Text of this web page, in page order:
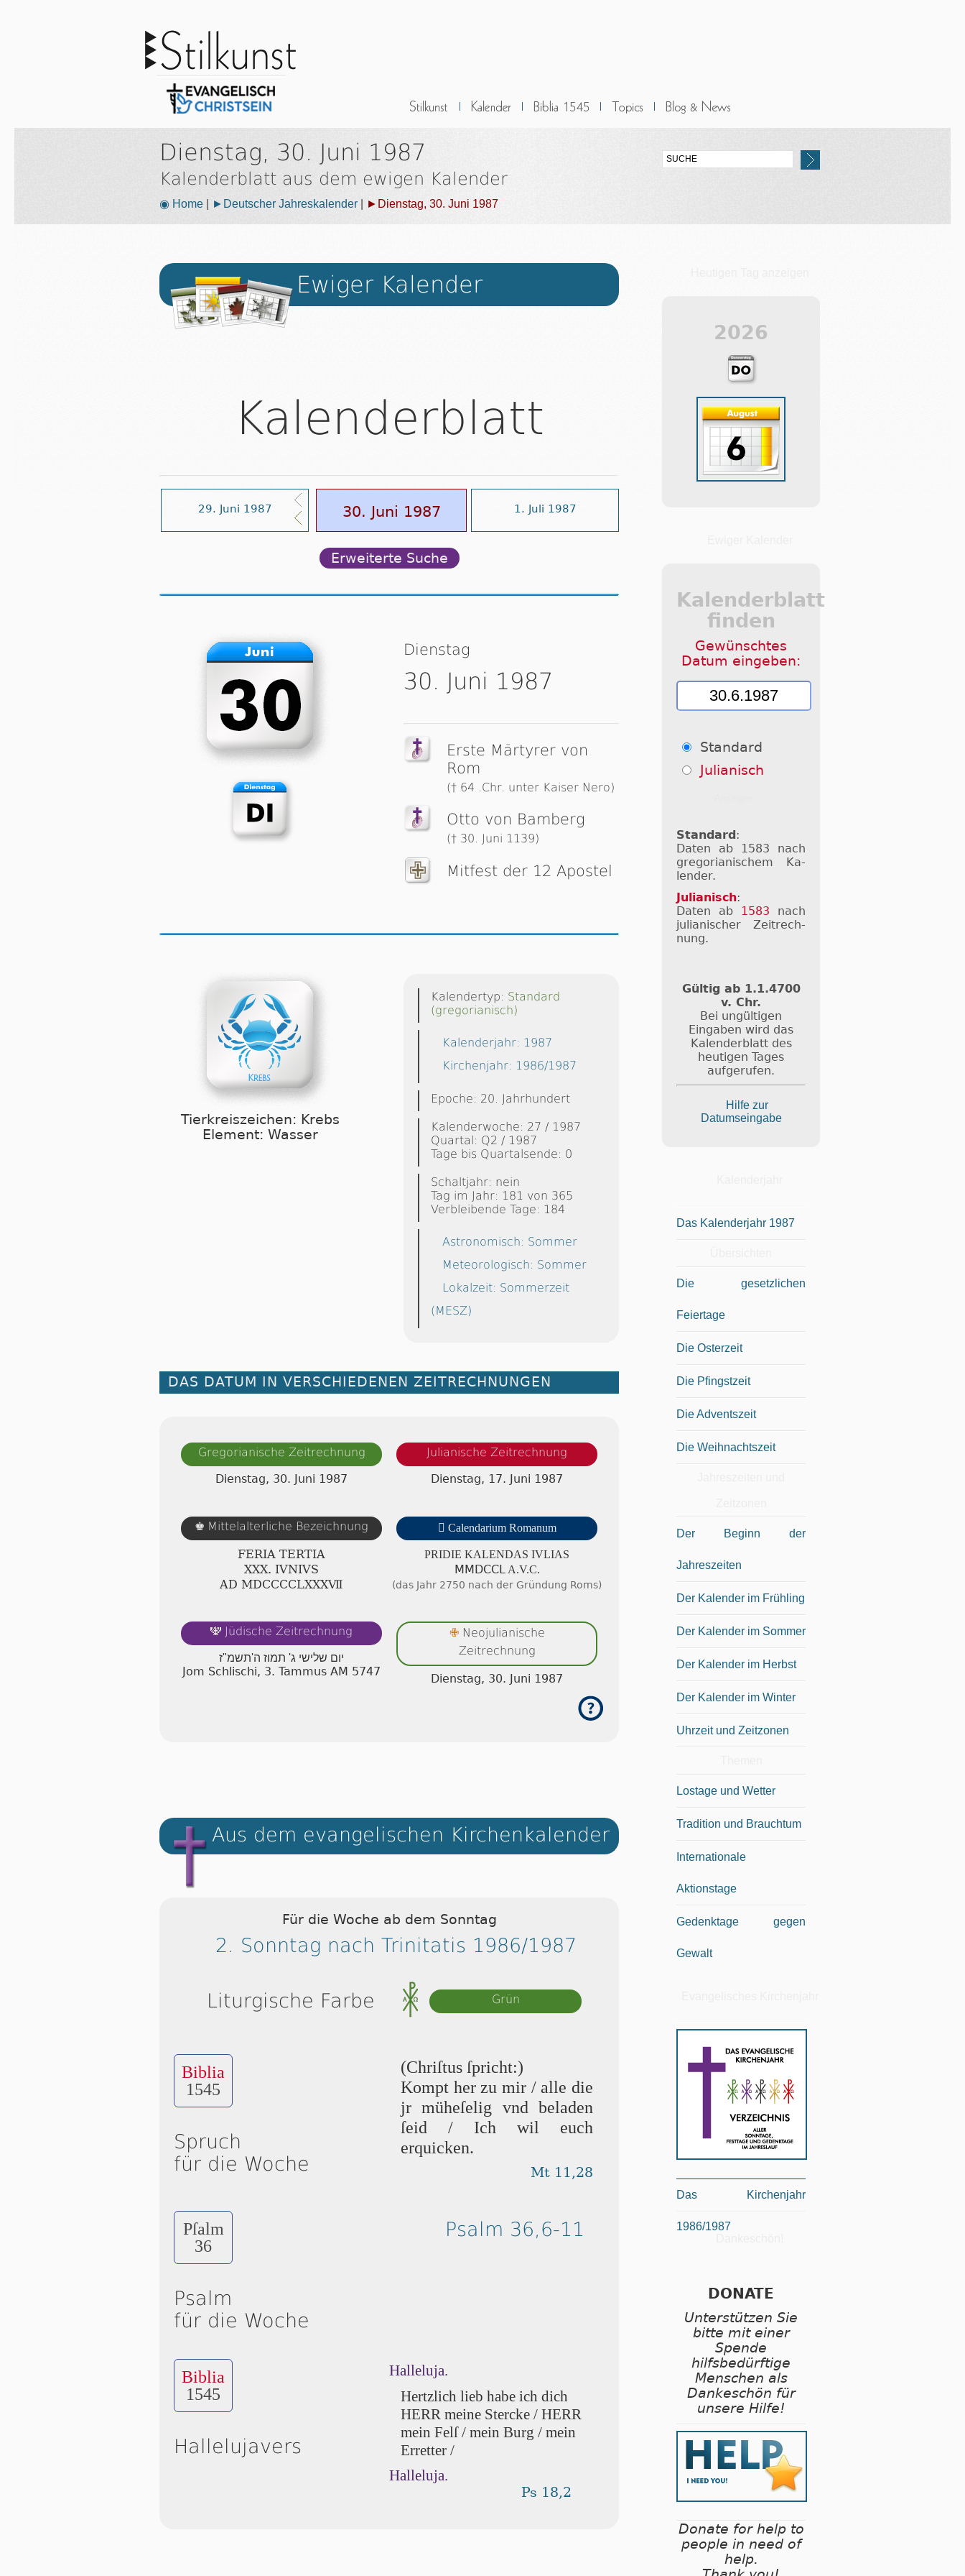
Dienstag, 30. Juni 1987
Kalenderblatt aus dem ewigen Kalender
◉ Home ►Deutscher Jahreskalender ►Dienstag, 30. Juni 1987
Ewiger Kalender
Kalenderblatt
29. Juni 1987 30. Juni 1987 1. Juli 1987
Erweiterte Suche
Dienstag
30. Juni 1987
Erste Märtyrer von
Rom
(† 64 .Chr. unter Kaiser Nero)
Otto von Bamberg
(† 30. Juni 1139)
Mitfest der 12 Apostel
Tierkreiszeichen: Krebs
Element: Wasser
Kalendertyp: Standard
(gregorianisch)
Kalenderjahr: 1987
Kirchenjahr: 1986/1987
Epoche: 20. Jahrhundert
Kalenderwoche: 27 / 1987
Quartal: Q2 / 1987
Tage bis Quartalsende: 0
Schaltjahr: nein
Tag im Jahr: 181 von 365
Verbleibende Tage: 184
Astronomisch: Sommer
Meteorologisch: Sommer
Lokalzeit: Sommerzeit
(MESZ)
DAS DATUM IN VERSCHIEDENEN ZEITRECHNUNGEN
Gregorianische Zeitrechnung
Dienstag, 30. Juni 1987
Julianische Zeitrechnung
Dienstag, 17. Juni 1987
♚ Mittelalterliche Bezeichnung
FERIA TERTIA
ⅩⅩⅩ. IVNIVS
AD ⅯⅮⅭⅭⅭⅭⅬⅩⅩⅩⅦ
 Calendarium Romanum
PRIDIE KA­LEN­DAS IVLIAS
ⅯⅯⅮⅭⅭⅬ A.V.C.
(das Jahr 2750 nach der Gründung Roms)
🕎 Jüdische Zeitrechnung
יום שלישי ג' תמוז ה'תשמ"ז
Jom Schlischi, 3. Tammus AM 5747
✙Neojulianische
Zeitrechnung
Dienstag, 30. Juni 1987
Aus dem evangelischen Kirchenkalender
Für die Woche ab dem Sonntag
2. Sonntag nach Trinitatis 1986/1987
Liturgische Farbe Grün
Biblia
1545
Spruch
für die Woche
(Chriſtus ſpricht:)
Kompt her zu mir / alle die
jr müheſelig vnd beladen
ſeid / Ich wil euch
erquicken.
Mt 11,28
Pſalm
36
Psalm
für die Woche
Psalm 36,6-11
Biblia
1545
Hallelujavers
Halleluja.
Hertzlich lieb habe ich dich
HERR meine Stercke / HERR
mein Felſ / mein Burg / mein
Erretter /
Halleluja.
Ps 18,2
2026
Kalenderblatt
finden
Gewünschtes
Datum eingeben:
Standard
Julianisch
Standard :
Daten ab 1583 nach
gre­go­ri­a­ni­schem Ka­
len­der.
Julianisch:
Daten ab 1583 nach
ju­li­a­ni­scher Zeit­rech­
nung.
Gültig ab 1.1.4700
v. Chr.
Bei ungültigen
Eingaben wird das
Kalenderblatt des
heutigen Tages
aufgerufen.
Hilfe zur
Datumseingabe
Das Kalenderjahr 1987
Die gesetzlichen
Feiertage
Die Osterzeit
Die Pfingstzeit
Die Adventszeit
Die Weihnachtszeit
Der Beginn der
Jahreszeiten
Der Kalender im Frühling
Der Kalender im Sommer
Der Kalender im Herbst
Der Kalender im Winter
Uhrzeit und Zeitzonen
Lostage und Wetter
Tradition und Brauchtum
Internationale
Aktionstage
Gedenktage gegen
Gewalt
Das Kirchenjahr
1986/1987
DONATE
Unterstützen Sie
bitte mit einer
Spende
hilfsbedürftige
Menschen als
Dankeschön für
unsere Hilfe!
Donate for help to
people in need of
help.